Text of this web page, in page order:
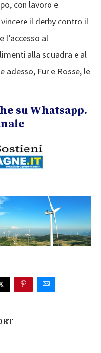
con lavoro e
il derby contro il
l’accesso al
alla squadra e al
adesso, Furie Rosse, le
su Whatsapp.